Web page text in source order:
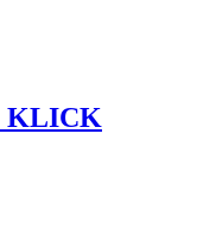
KLICK